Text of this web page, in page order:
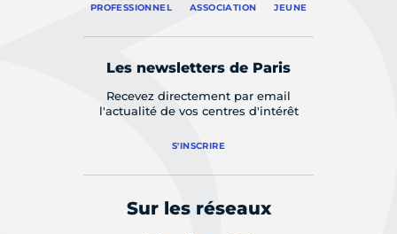
PROFESSIONNEL ASSOCIATION JEUNE
Les newsletters de Paris
Recevez directement par email
l'actualité de vos centres d'intérêt
S'INSCRIRE
Sur les réseaux